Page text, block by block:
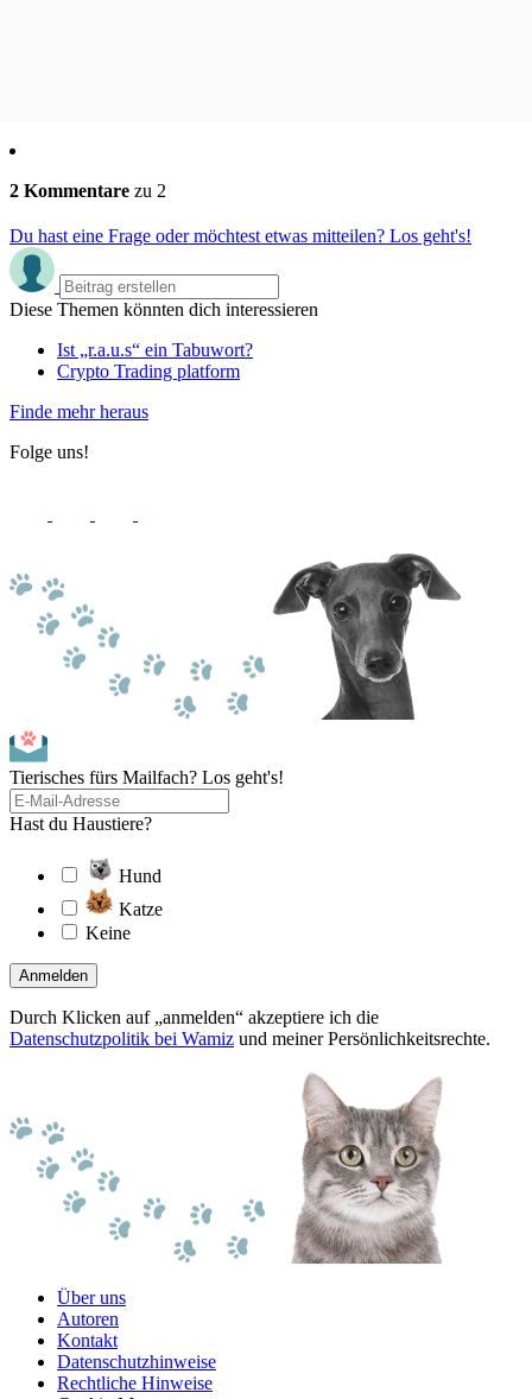
2 Kommentare zu 2
Du hast eine Frage oder möchtest etwas mitteilen? Los geht's!
Diese Themen könnten dich interessieren
Ist „r.a.u.s“ ein Tabuwort?
Crypto Trading platform
Finde mehr heraus
Folge uns!
Tierisches fürs Mailfach? Los geht's!
Hast du Haustiere?
Hund
Katze
Keine
Anmelden
Durch Klicken auf „anmelden“ akzeptiere ich die
Datenschutzpolitik bei Wamiz und meiner Persönlichkeitsrechte.
Über uns
Autoren
Kontakt
Datenschutzhinweise
Rechtliche Hinweise